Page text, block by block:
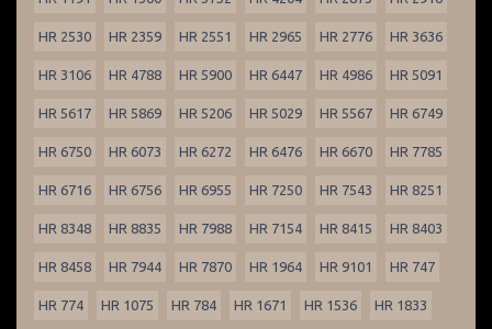
HR 2530 HR 2359 HR 2551 HR 2965 HR 2776 HR 3636
HR 3106 HR 4788 HR 5900 HR 6447 HR 4986 HR 5091
HR 5617 HR 5869 HR 5206 HR 5029 HR 5567 HR 6749
HR 6750 HR 6073 HR 6272 HR 6476 HR 6670 HR 7785
HR 6716 HR 6756 HR 6955 HR 7250 HR 7543 HR 8251
HR 8348 HR 8835 HR 7988 HR 7154 HR 8415 HR 8403
HR 8458 HR 7944 HR 7870 HR 1964 HR 9101 HR 747
HR 774 HR 1075 HR 784 HR 1671 HR 1536 HR 1833